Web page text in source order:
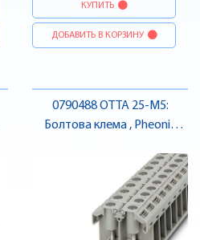
КУПИТЬ
ДОБАВИТЬ В КОРЗИНУ
0790488 OTTA 25-M5:
Болтова клема , Pheonix